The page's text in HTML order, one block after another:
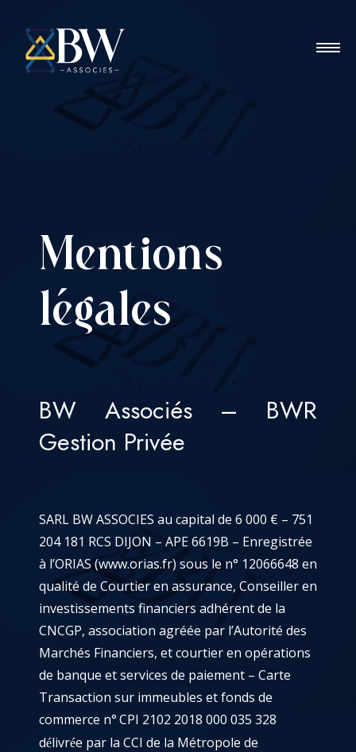
Mentions
légales
BW Associés – BWR
Gestion Privée
SARL BW ASSOCIES au capital de 6 000 € – 751
204 181 RCS DIJON – APE 6619B – Enregistrée
à l’ORIAS (www.orias.fr) sous le n° 12066648 en
qualité de Courtier en assurance, Conseiller en
investissements financiers adhérent de la
CNCGP, association agréée par l’Autorité des
Marchés Financiers, et courtier en opérations
de banque et services de paiement – Carte
Transaction sur immeubles et fonds de
commerce n°CPI 2102 2018 000 035 328
délivrée par la CCI de la Métropole de